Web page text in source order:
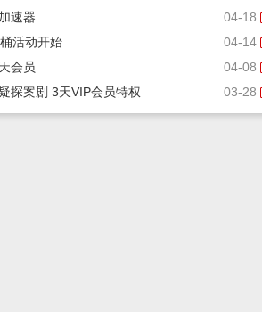
04-18
速器
04-14
活动开始
04-08
会员
03-28
探案剧 3天VIP会员特权